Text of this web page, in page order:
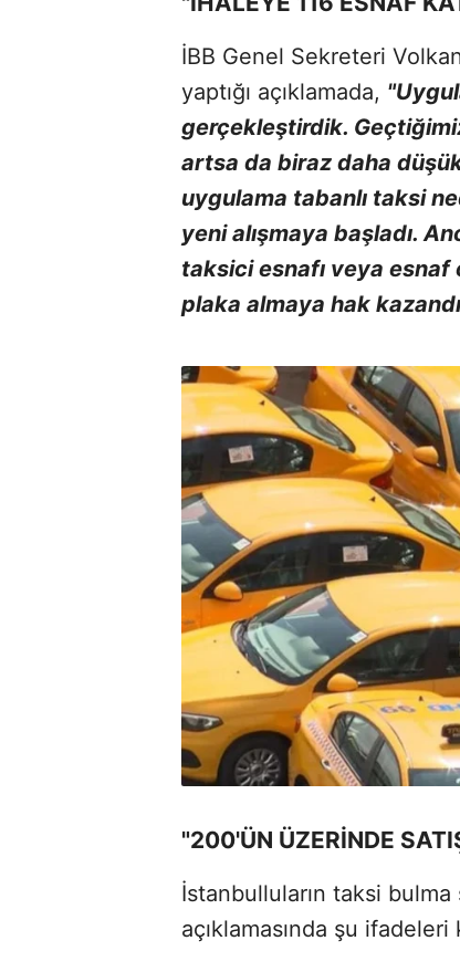
İBB Genel Sekreteri
yaptığı açıklamada,
gerçekleştirdik.
artsa da biraz daha
uygulama tabanlı taksi
yeni alışmaya başladı.
taksici esnafı veya
plaka almaya hak
"200'ÜN ÜZERİNDE
İstanbulluların taksi
açıklamasında şu ifadeleri